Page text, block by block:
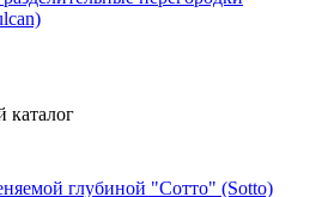
каталог
глубиной "Сотто" (Sotto)